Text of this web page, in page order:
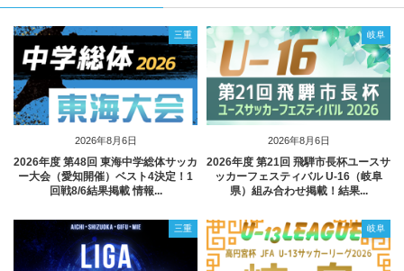
2026年8月6日
三重
2026年度 第48回 東海中学総体サッカ
ー大会（愛知開催）ベスト4決定！1
回戦8/6結果掲載 情報...
2026年8月6日
岐阜
2026年度 第21回 飛騨市長杯ユースサ
ッカーフェスティバル U-16（岐阜
県）組み合わせ掲載！結果...
三重 岐阜